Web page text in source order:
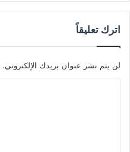
اترك تعليقاً
لن يتم نشر عنوان بريدك الإلكتروني.